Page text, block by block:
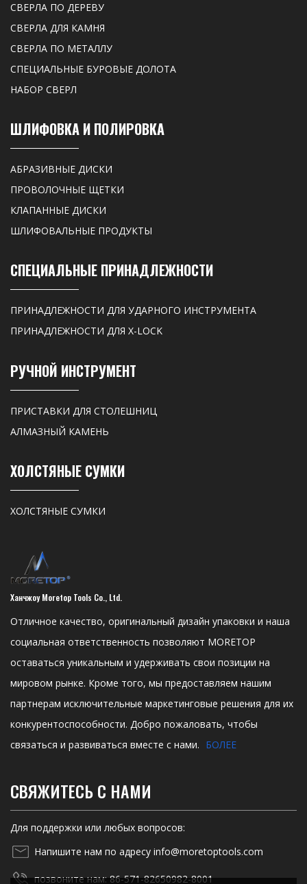
СВЕРЛА ПО ДЕРЕВУ
СВЕРЛА ДЛЯ КАМНЯ
СВЕРЛА ПО МЕТАЛЛУ
СПЕЦИАЛЬНЫЕ БУРОВЫЕ ДОЛОТА
НАБОР СВЕРЛ
ШЛИФОВКА И ПОЛИРОВКА
АБРАЗИВНЫЕ ДИСКИ
ПРОВОЛОЧНЫЕ ЩЕТКИ
КЛАПАННЫЕ ДИСКИ
ШЛИФОВАЛЬНЫЕ ПРОДУКТЫ
СПЕЦИАЛЬНЫЕ ПРИНАДЛЕЖНОСТИ
ПРИНАДЛЕЖНОСТИ ДЛЯ УДАРНОГО ИНСТРУМЕНТА
ПРИНАДЛЕЖНОСТИ ДЛЯ X-LOCK
РУЧНОЙ ИНСТРУМЕНТ
ПРИСТАВКИ ДЛЯ СТОЛЕШНИЦ
АЛМАЗНЫЙ КАМЕНЬ
ХОЛСТЯНЫЕ СУМКИ
ХОЛСТЯНЫЕ СУМКИ
Ханчжоу Moretop Tools Co., Ltd.
Отличное качество, оригинальный дизайн упаковки и наша
социальная ответственность позволяют MORETOP
оставаться уникальным и удерживать свои позиции на
мировом рынке. Кроме того, мы предоставляем нашим
партнерам исключительные маркетинговые решения для их
конкурентоспособности. Добро пожаловать, чтобы
связаться и развиваться вместе с нами. БОЛЕЕ
СВЯЖИТЕСЬ С НАМИ
Для поддержки или любых вопросов:
Напишите нам по адресу info@moretoptools.com
позвоните нам: 86-571-82650982-8001